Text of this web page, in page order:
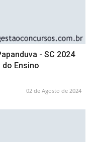
- SC 2024
Ensino
02 de Agosto de 2024